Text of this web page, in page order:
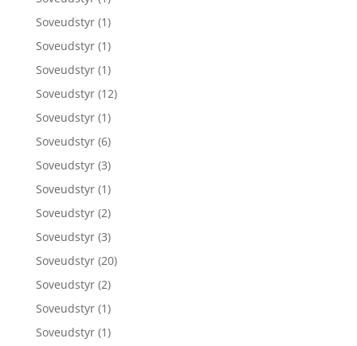
Soveudstyr (1)
Soveudstyr (1)
Soveudstyr (1)
Soveudstyr (12)
Soveudstyr (1)
Soveudstyr (6)
Soveudstyr (3)
Soveudstyr (1)
Soveudstyr (2)
Soveudstyr (3)
Soveudstyr (20)
Soveudstyr (2)
Soveudstyr (1)
Soveudstyr (1)